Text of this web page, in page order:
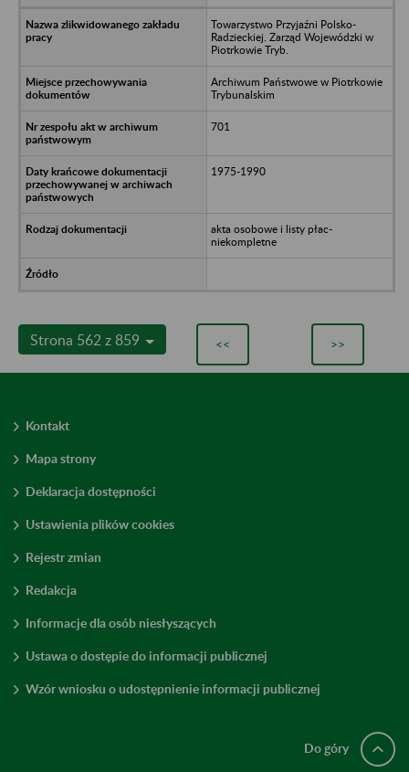
Towarzystwo Przyjaźni Polsko-
Radzieckiej. Zarząd Wojewódzki w
Piotrkowie Tryb.
Archiwum Państwowe w Piotrkowie
Trybunalskim
701
1975-1990
akta osobowe i listy płac-
niekompletne
Strona 562 z 859 << >>
Kontakt
Mapa strony
Deklaracja dostępności
Ustawienia plików cookies
Rejestr zmian
Redakcja
Informacje dla osób niesłyszących
Ustawa o dostępie do informacji publicznej
Wzór wniosku o udostępnienie informacji publicznej
Do góry